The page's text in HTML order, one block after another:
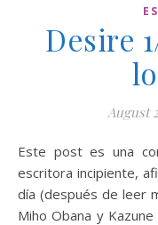
Desire
August
Este post es una contribución de Magdalena Díaz, una
escritora incipiente,
día (después de leer
Miho Obana y